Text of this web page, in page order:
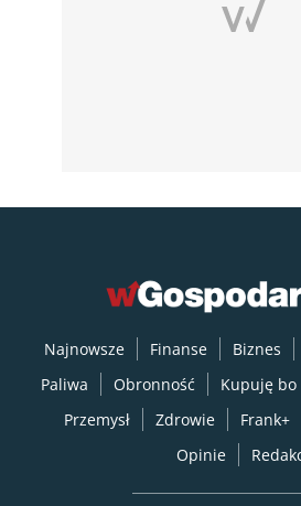
Najnowsze Finanse Biznes
Paliwa
Obronność Kupuję bo
Przemysł
Zdrowie Frank+
Opinie